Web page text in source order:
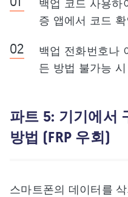
백업 코드 사용하
증 앱에서 코드 확
백업 전화번호나
든 방법 불가능
파트 5: 기기에서
방법 (FRP 우회)
스마트폰의 데이터를